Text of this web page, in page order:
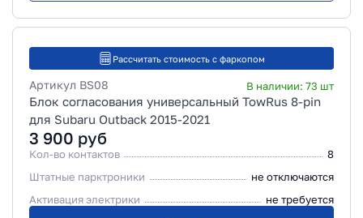
Рассчитать стоимость с фаркопом
Артикул BS08 В наличии: 73 шт
Блок согласования универсальный TowRus 8-pin
для Subaru Outback 2015-2021
3 900 руб
Кол-во контактов
8
Штатные парктроники
не отключаются
Активация электрики
не требуется